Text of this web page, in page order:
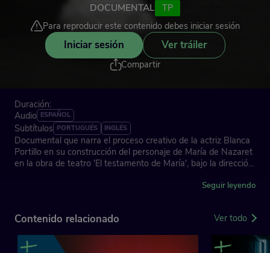
DOCUMENTAL TP
Para reproducir este contenido debes iniciar sesión
Iniciar sesión Ver tráiler
Compartir
Duración:
Audio ESPAÑOL
Subtítulos PORTUGUÉS INGLÉS
Documental que narra el proceso creativo de la actriz Blanca
Portillo en su construcción del personaje de María de Nazaret
en la obra de teatro 'El testamento de María', bajo la dirección
España, 2017
Seguir leyendo
Contenido relacionado Ver todo